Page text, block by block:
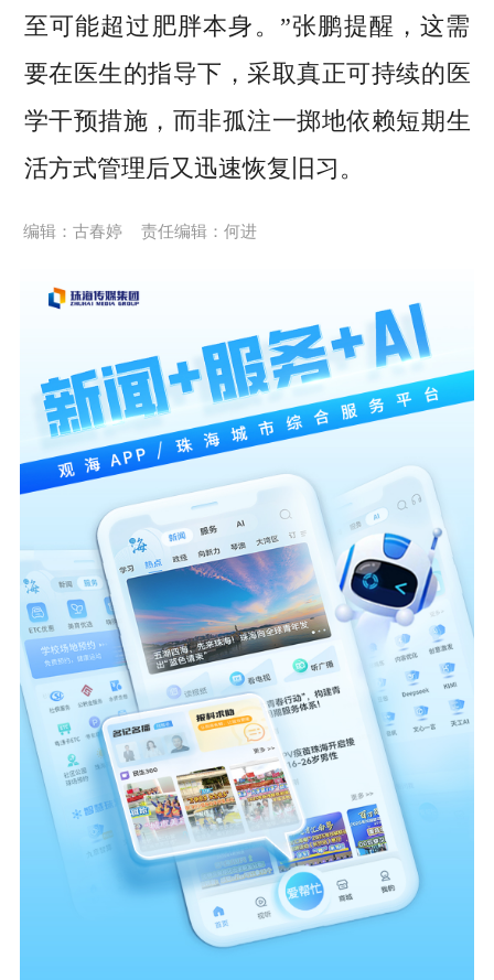
至可能超过肥胖本身。”张鹏提醒，这需
要在医生的指导下，采取真正可持续的医
学干预措施，而非孤注一掷地依赖短期生
活方式管理后又迅速恢复旧习。
编辑：古春婷 责任编辑：何进